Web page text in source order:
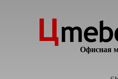
Офисная